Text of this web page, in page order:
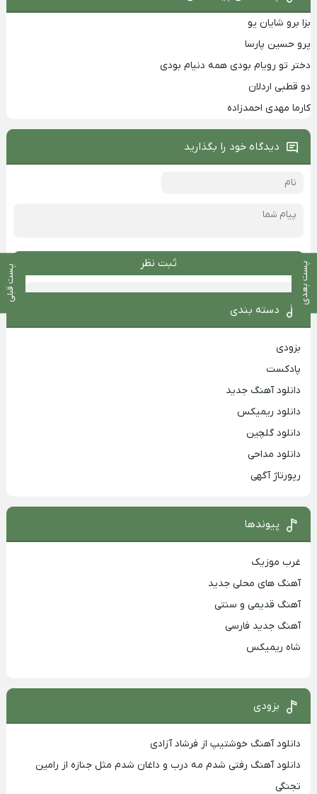
پست بعدی پست قبلی
بزا برو شایان یو
پرو حسین پارسا
دختر تو رویام بودی همه دنیام بودی
دو قطبی اردلان
کارما مهدی احمدزاده
دیدگاه خود را بگذارید
ثبت نظر
دسته بندی
بزودی
پادکست
دانلود آهنگ جدید
دانلود ریمیکس
دانلود گلچین
دانلود مداحی
رپورتاژ آگهی
پیوندها
غرب موزیک
آهنگ های محلی جدید
آهنگ قدیمی و سنتی
آهنگ جدید فارسی
شاه ریمیکس
بزودی
دانلود آهنگ خوشتیپ از فرشاد آزادی
دانلود آهنگ رفتی شدم مه درب و داغان شدم مثل جنازه از رامین
تجنگی